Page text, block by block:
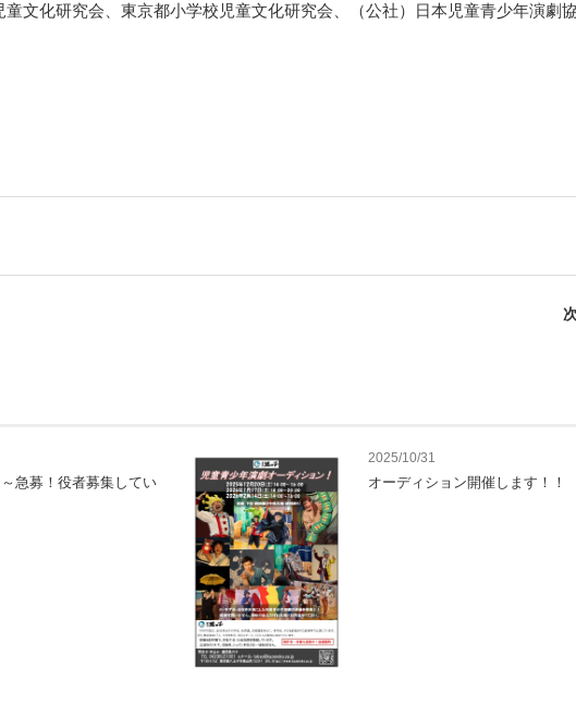
文化研究会、東京都小学校児童文化研究会、（公社）日本児童青少年演劇
急募！役者募集してい
2025/10/31
オーディション開催します！！